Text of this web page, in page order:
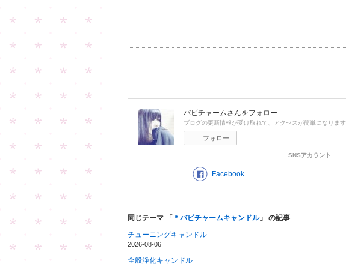
バビチャームさんをフォロー
ブログの更新情報が受け取れて、アクセスが簡単になります
フォロー
SNSアカウント
Facebook
同じテーマ 「 ＊バビチャームキャンドル」 の記事
チューニングキャンドル
2026-08-06
全般浄化キャンドル